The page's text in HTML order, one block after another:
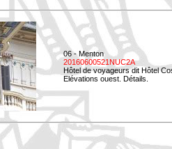
06 - Menton
20160600521NUC2A
Hôtel de voyageurs dit Hôtel
Elévations ouest. Détails.